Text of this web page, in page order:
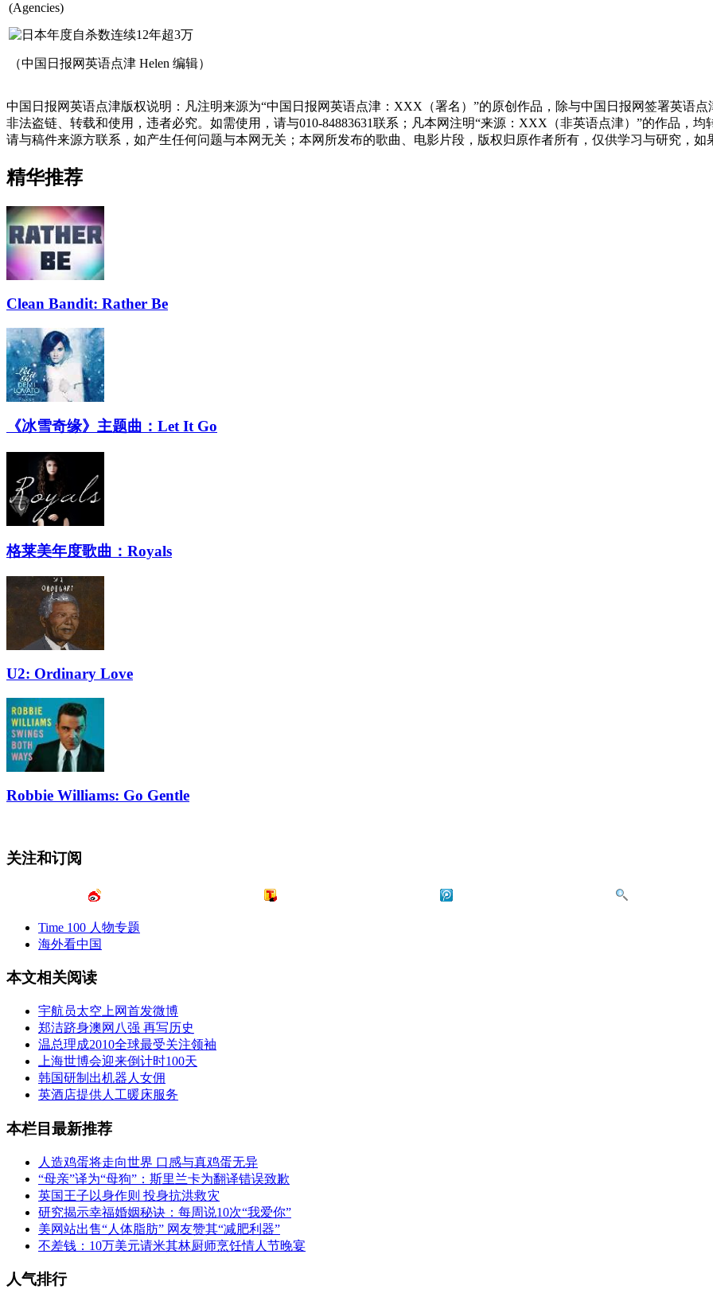
(Agencies)
（中国日报网英语点津 Helen 编辑）
中国日报网英语点津版权说明：凡注明来源为“中国日报网英语点津：XXX（署名）”的原创作品，除与中国日报网签署英语
非法盗链、转载和使用，违者必究。如需使用，请与010-84883631联系；凡本网注明“来源：XXX（非英语点津）”的作品，
请与稿件来源方联系，如产生任何问题与本网无关；本网所发布的歌曲、电影片段，版权归原作者所有，仅供学习与研究，如
精华推荐
Clean Bandit: Rather Be
《冰雪奇缘》主题曲：Let It Go
格莱美年度歌曲：Royals
U2: Ordinary Love
Robbie Williams: Go Gentle
关注和订阅
Time 100 人物专题
海外看中国
本文相关阅读
宇航员太空上网首发微博
郑洁跻身澳网八强 再写历史
温总理成2010全球最受关注领袖
上海世博会迎来倒计时100天
韩国研制出机器人女佣
英酒店提供人工暖床服务
本栏目最新推荐
人造鸡蛋将走向世界 口感与真鸡蛋无异
“母亲”译为“母狗”：斯里兰卡为翻译错误致歉
英国王子以身作则 投身抗洪救灾
研究揭示幸福婚姻秘诀：每周说10次“我爱你”
美网站出售“人体脂肪” 网友赞其“减肥利器”
不差钱：10万美元请米其林厨师烹饪情人节晚宴
人气排行